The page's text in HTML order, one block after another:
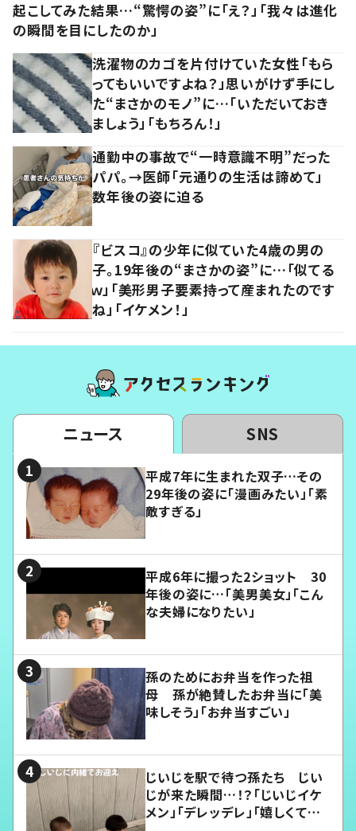
起こしてみた結果…“驚愕の姿”に「え？」「我々は進化
の瞬間を目にしたのか」
洗濯物のカゴを片付けていた女性「もら
ってもいいですよね？」思いがけず手にし
た“まさかのモノ”に…「いただいておき
ましょう」「もちろん！」
通勤中の事故で“一時意識不明”だった
パパ。→医師「元通りの生活は諦めて」
数年後の姿に迫る
『ビスコ』の少年に似ていた4歳の男の
子。19年後の“まさかの姿”に…「似てる
ｗ」「美形男子要素持って産まれたのです
ね」「イケメン！」
ニュース SNS
平成7年に生まれた双子…その
29年後の姿に「漫画みたい」「素
敵すぎる」
平成6年に撮った2ショット 30
年後の姿に…「美男美女」「こん
な夫婦になりたい」
孫のためにお弁当を作った祖
母 孫が絶賛したお弁当に「美
味しそう」「お弁当すごい」
じいじを駅で待つ孫たち じい
じが来た瞬間…！？「じいじイケ
メン」「デレッデレ」「嬉しくて可